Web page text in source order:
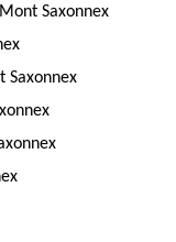
Saxonnex
Saxonnex